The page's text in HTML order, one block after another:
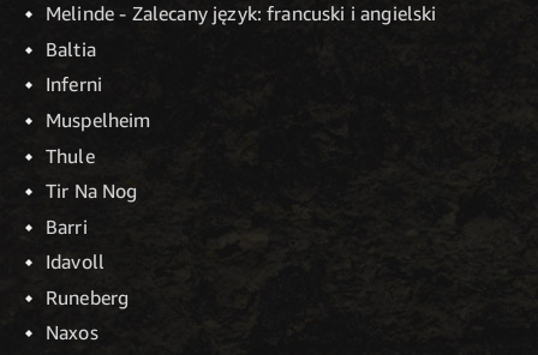
Melinde - Zalecany język: francuski i angielski
Baltia
Inferni
Muspelheim
Thule
Tir Na Nog
Barri
Idavoll
Runeberg
Naxos